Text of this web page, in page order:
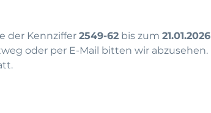
der Kennziffer 2549-62 bis zum 21.01.2026
oder per E-Mail bitten wir abzusehen.